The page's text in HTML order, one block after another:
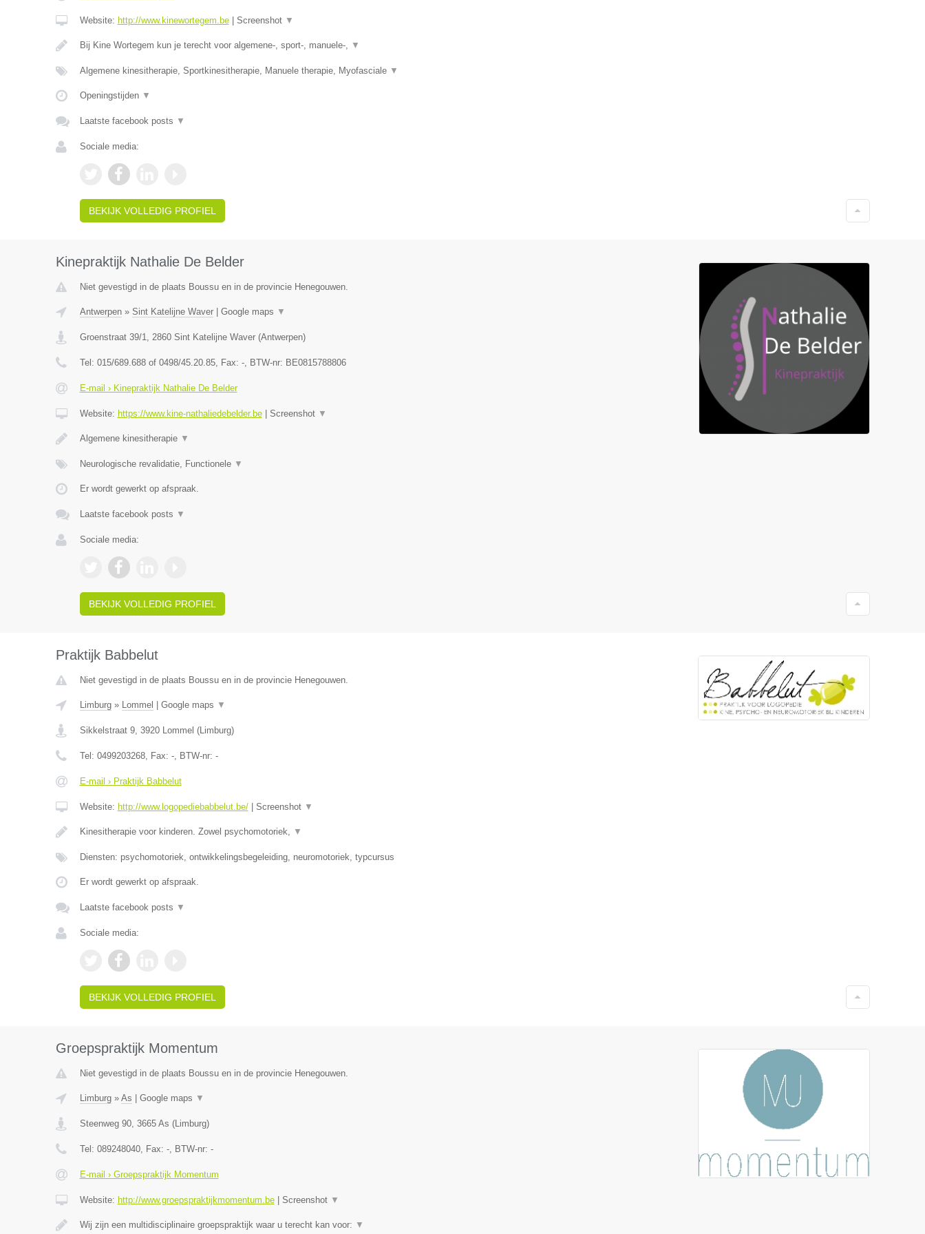
Website: http://www.kinewortegem.be| Screenshot ▼
Bij Kine Wortegem kun je terecht voor algemene-, sport-, manuele-, ▼
Algemene kinesitherapie, Sportkinesitherapie, Manuele therapie, Myofasciale ▼
Openingstijden ▼
Laatste facebook posts ▼
Sociale media:
BEKIJK VOLLEDIG PROFIEL
Kinepraktijk Nathalie De Belder
Niet gevestigd in de plaats Boussu en in de provincie Henegouwen.
Antwerpen» Sint Katelijne Waver| Google maps ▼
Groenstraat 39/1, 2860 Sint Katelijne Waver(Antwerpen)
Tel: 015/689.688 of 0498/45.20.85, Fax: -, BTW-nr: BE0815788806
E-mail › Kinepraktijk Nathalie De Belder
Website: https://www.kine-nathaliedebelder.be| Screenshot ▼
Algemene kinesitherapie ▼
Neurologische revalidatie, Functionele ▼
Er wordt gewerkt op afspraak.
Laatste facebook posts ▼
Sociale media:
BEKIJK VOLLEDIG PROFIEL
Praktijk Babbelut
Niet gevestigd in de plaats Boussu en in de provincie Henegouwen.
Limburg» Lommel Google maps ▼
Sikkelstraat 9, 3920 Lommel (Limburg)
Tel: 0499203268, Fax: -, BTW-nr: -
E-mail › Praktijk Babbelut
Website: http://www.logopediebabbelut.be/| Screenshot ▼
Kinesitherapie voor kinderen. Zowel psychomotoriek, ▼
Diensten: psychomotoriek, ontwikkelingsbegeleiding, neuromotoriek, typcursus
Er wordt gewerkt op afspraak.
Laatste facebook posts ▼
Sociale media:
BEKIJK VOLLEDIG PROFIEL
Groepspraktijk Momentum
Niet gevestigd in de plaats Boussu en in de provincie Henegouwen.
Limburg» As Google maps ▼
Steenweg 90, 3665 As (Limburg)
Tel: 089248040, Fax: -, BTW-nr: -
E-mail › Groepspraktijk Momentum
Website: http://www.groepspraktijkmomentum.be| Screenshot ▼
Wij zijn een multidisciplinaire groepspraktijk waar u terecht kan voor: ▼